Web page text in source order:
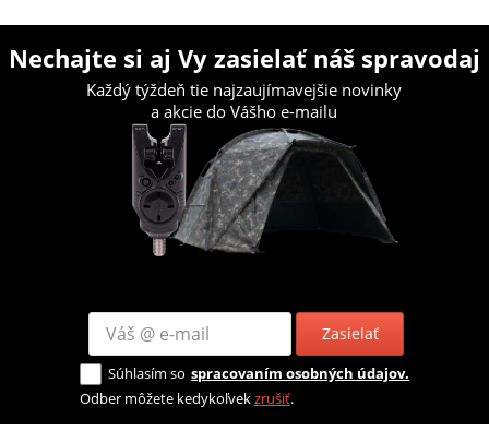
Nechajte si aj Vy zasielať náš spravodaj
Každý týždeň tie najzaujímavejšie novinky
a akcie do Vášho e-mailu
Zasielať
Súhlasím so spracovaním osobných údajov.
Odber môžete kedykoľvekzrušiť.